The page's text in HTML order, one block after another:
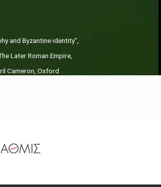
and Byzantine identity”,
Later Roman Empire,
Cameron, Oxford